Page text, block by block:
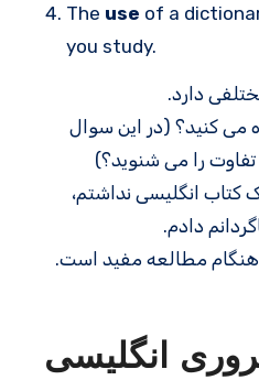
The use of a
you study.
دارد.
می کنید؟ (در این سوال
کتاب انگلیسی نداشتم،
دادم.
مطالعه مفید است.
انگلیسی